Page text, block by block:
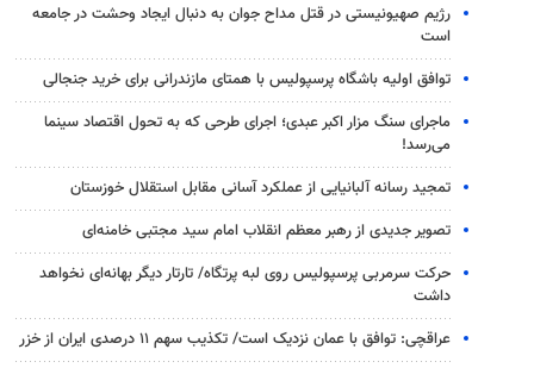
رژیم صهیونیستی در قتل مداح جوان به دنبال ایجاد وحشت در جامعه
است
توافق اولیه باشگاه پرسپولیس با همتای مازندرانی برای خرید جنجالی
ماجرای سنگ مزار اکبر عبدی؛ اجرای طرحی که به تحول اقتصاد سینما
می‌رسد!
تمجید رسانه آلبانیایی از عملکرد آسانی مقابل استقلال خوزستان
تصویر جدیدی از رهبر معظم انقلاب امام سید مجتبی خامنه‌ای
حرکت سرمربی پرسپولیس روی لبه پرتگاه/ تارتار دیگر بهانه‌ای نخواهد
داشت
عراقچی: توافق با عمان نزدیک است/ تکذیب سهم ۱۱ درصدی ایران از خزر